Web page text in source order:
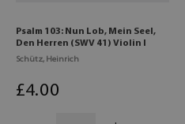
Psalm 103: Nun Lob, Mein Seel,
Den Herren (SWV 41) Violin I
Schütz, Heinrich
£4.00